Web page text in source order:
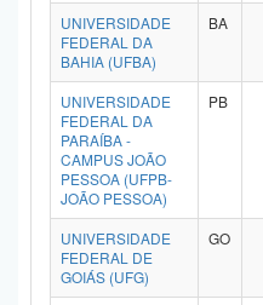
UNIVERSIDADE
FEDERAL DA
BAHIA (UFBA)
BA
UNIVERSIDADE
FEDERAL DA
PARAÍBA -
CAMPUS JOÃO
PESSOA (UFPB-
JOÃO PESSOA)
PB
UNIVERSIDADE
FEDERAL DE
GOIÁS (UFG)
GO